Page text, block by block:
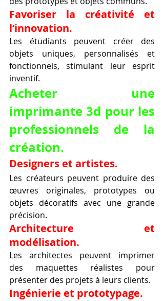
Favoriser la créativité et
l’innovation.
Les étudiants peuvent créer des
objets uniques, personnalisés et
fonctionnels, stimulant leur esprit
inventif.
Acheter une
imprimante 3d pour les
professionnels de la
création.
Designers et artistes.
Les créateurs peuvent produire des
œuvres originales, prototypes ou
objets décoratifs avec une grande
précision.
Architecture et
modélisation.
Les architectes peuvent imprimer
des maquettes réalistes pour
présenter des projets à leurs clients.
Ingénierie et prototypage.